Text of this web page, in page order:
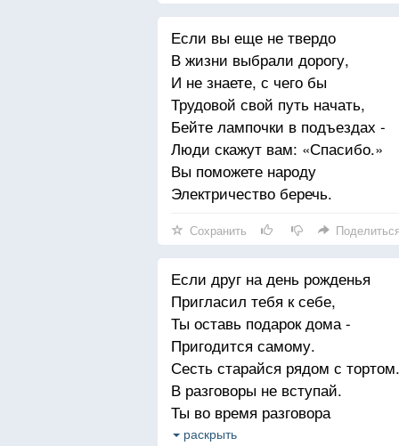
Если вы еще не твердо
В жизни выбрали дорогу,
И не знаете, с чего бы
Трудовой свой путь начать,
Бейте лампочки в подъездах -
Люди скажут вам: «Спасибо.»
Вы поможете народу
Электричество беречь.
Сохранить
Если друг на день рожденья
Пригласил тебя к себе,
Ты оставь подарок дома -
Пригодится самому.
Сесть старайся рядом с тортом.
В разговоры не вступай.
Ты во время разговора
Вдвое меньше съешь конфет.
раскрыть